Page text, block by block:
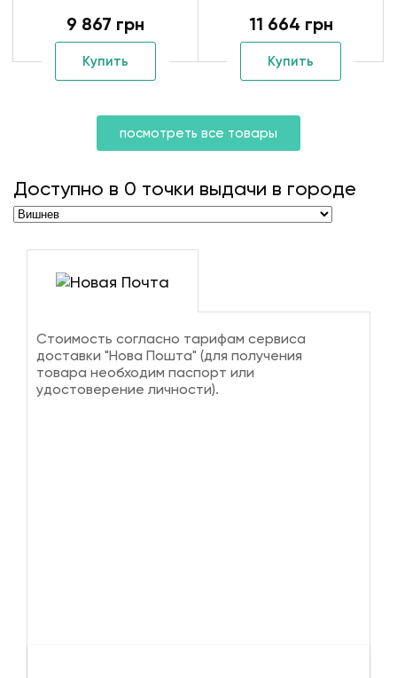
9 867 грн
Купить
11 664 грн
Купить
посмотреть все товары
Доступно в 0 точки выдачи в городе
Стоимость согласно тарифам сервиса
доставки "Нова Пошта" (для получения
товара необходим паспорт или
удостоверение личности).